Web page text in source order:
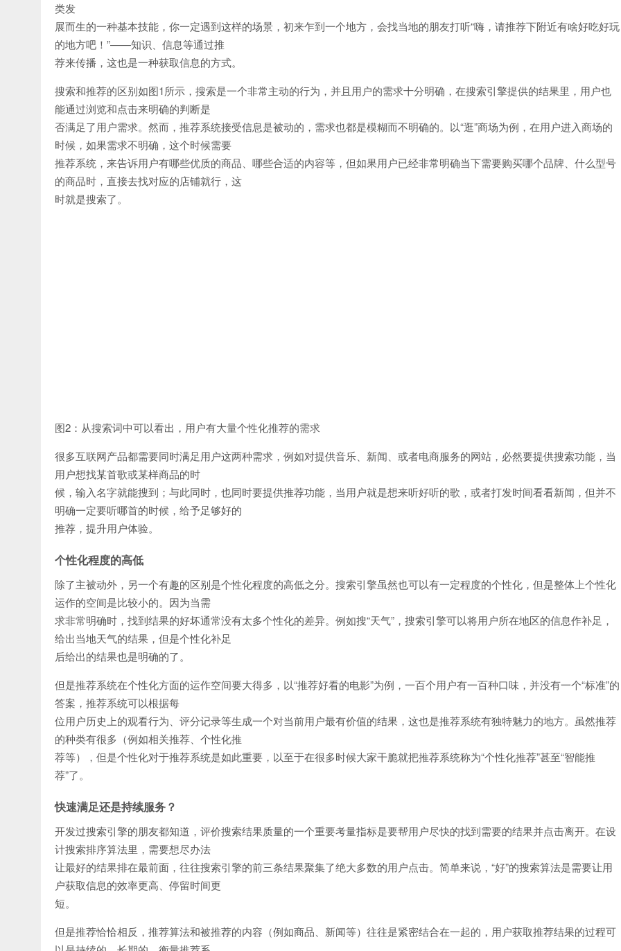
类发
展而生的一种基本技能，你一定遇到这样的场景，初来乍到一个地方，会找当地的朋友打听“嗨，请推荐下附近有啥好吃好玩
的地方吧！”——知识、信息等通过推
荐来传播，这也是一种获取信息的方式。
搜索和推荐的区别如图1所示，搜索是一个非常主动的行为，并且用户的需求十分明确，在搜索引擎提供的结果里，用户也
能通过浏览和点击来明确的判断是
否满足了用户需求。然而，推荐系统接受信息是被动的，需求也都是模糊而不明确的。以“逛”商场为例，在用户进入商场的
时候，如果需求不明确，这个时候需要
推荐系统，来告诉用户有哪些优质的商品、哪些合适的内容等，但如果用户已经非常明确当下需要购买哪个品牌、什么型号
的商品时，直接去找对应的店铺就行，这
时就是搜索了。
图2：从搜索词中可以看出，用户有大量个性化推荐的需求
很多互联网产品都需要同时满足用户这两种需求，例如对提供音乐、新闻、或者电商服务的网站，必然要提供搜索功能，当
用户想找某首歌或某样商品的时
候，输入名字就能搜到；与此同时，也同时要提供推荐功能，当用户就是想来听好听的歌，或者打发时间看看新闻，但并不
明确一定要听哪首的时候，给予足够好的
推荐，提升用户体验。
个性化程度的高低
除了主被动外，另一个有趣的区别是个性化程度的高低之分。搜索引擎虽然也可以有一定程度的个性化，但是整体上个性化
运作的空间是比较小的。因为当需
求非常明确时，找到结果的好坏通常没有太多个性化的差异。例如搜“天气”，搜索引擎可以将用户所在地区的信息作补足，
给出当地天气的结果，但是个性化补足
后给出的结果也是明确的了。
但是推荐系统在个性化方面的运作空间要大得多，以“推荐好看的电影”为例，一百个用户有一百种口味，并没有一个“标准”的
答案，推荐系统可以根据每
位用户历史上的观看行为、评分记录等生成一个对当前用户最有价值的结果，这也是推荐系统有独特魅力的地方。虽然推荐
的种类有很多（例如相关推荐、个性化推
荐等），但是个性化对于推荐系统是如此重要，以至于在很多时候大家干脆就把推荐系统称为“个性化推荐”甚至“智能推
荐”了。
快速满足还是持续服务？
开发过搜索引擎的朋友都知道，评价搜索结果质量的一个重要考量指标是要帮用户尽快的找到需要的结果并点击离开。在设
计搜索排序算法里，需要想尽办法
让最好的结果排在最前面，往往搜索引擎的前三条结果聚集了绝大多数的用户点击。简单来说，“好”的搜索算法是需要让用
户获取信息的效率更高、停留时间更
短。
但是推荐恰恰相反，推荐算法和被推荐的内容（例如商品、新闻等）往往是紧密结合在一起的，用户获取推荐结果的过程可